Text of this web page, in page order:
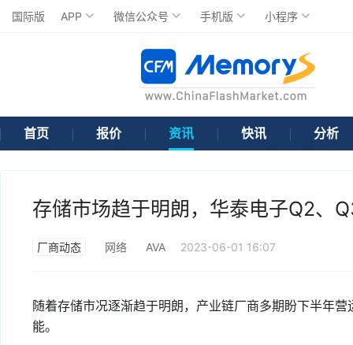
国际版 APP 微信公众号 手机版 小程序
首页 报价 资讯 快讯 分析
存储市场趋于明朗，华泰电子Q2、
厂商动态 网络 AVA 2023-06-01 16:07
随着存储市况逐渐趋于明朗，产业链厂商多期盼下半年
能。